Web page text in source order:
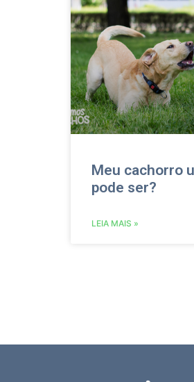
Meu cachorro
pode ser?
LEIA MAIS »